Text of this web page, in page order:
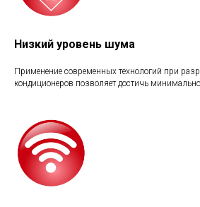
Низкий уровень шума
Применение современных технологий при
кондиционеров позволяет достичь